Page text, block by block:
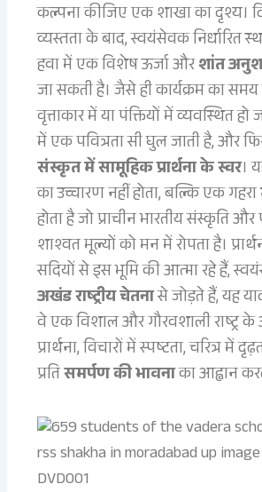
कल्पना कीजिए एक शाखा का दृश्य।
व्यस्तता के बाद, स्वयंसेवक निर्धारित
हवा में एक विशेष ऊर्जा औरशांत
जा सकती है। जैसे ही कार्यक्रम का
वृत्ताकार में या पंक्तियों में व्यवस्थित हो
में एक पवित्रता सी घुल जाती है, और
संस्कृत में सामूहिक प्रार्थना के स्वर।
का उच्चारण नहीं होता, बल्कि एक गहरा
होता है जो प्राचीन भारतीय संस्कृति
शाश्वत मूल्यों को मन में रोपता है।
सदियों से इस भूमि की आत्मा रहे हैं,
अखंड राष्ट्रीय चेतनासे जोड़ते हैं, यह
वे एक विशाल और गौरवशाली राष्ट्र
प्रार्थना, विचारों में स्पष्टता, चरित्र में
प्रतिसमर्पण की भावनाका आह्वान